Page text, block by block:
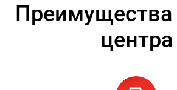
Преимущества
центра